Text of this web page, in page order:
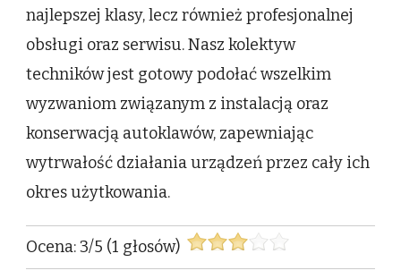
najlepszej klasy, lecz również profesjonalnej
obsługi oraz serwisu. Nasz kolektyw
techników jest gotowy podołać wszelkim
wyzwaniom związanym z instalacją oraz
konserwacją autoklawów, zapewniając
wytrwałość działania urządzeń przez cały ich
okres użytkowania.
Ocena:3/5 (1 głosów)